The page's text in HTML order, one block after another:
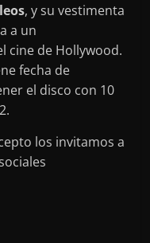
, y su vestimenta
a un
cine de Hollywood.
fecha de
el disco con 10
los invitamos a